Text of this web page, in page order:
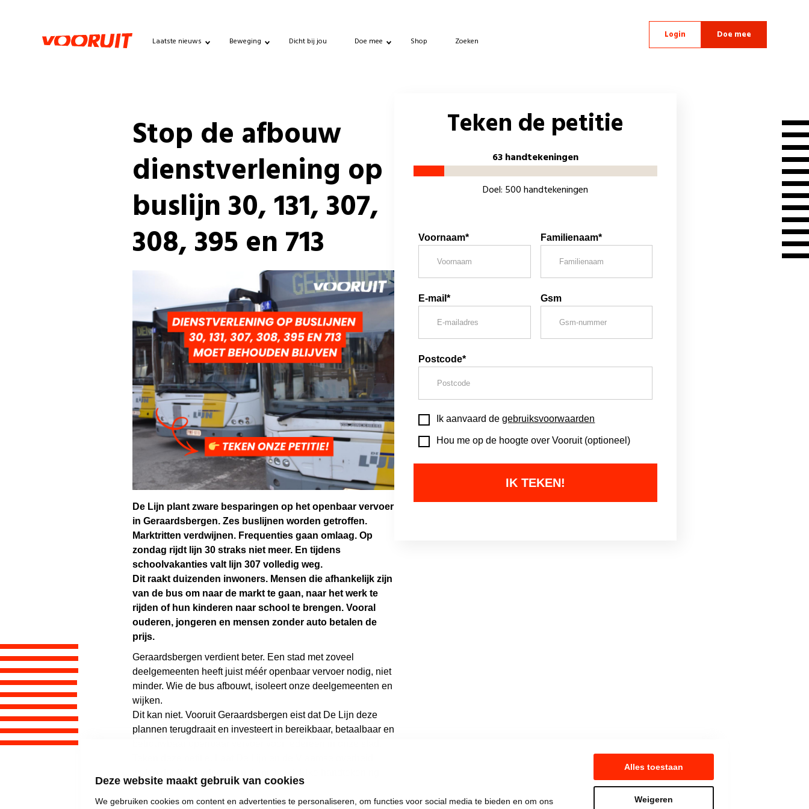
Deze website maakt gebruik van cookies
We gebruiken cookies om content en advertenties te personaliseren, om functies voor social media te bieden en om ons
Alles toestaan
Weigeren
Laatste nieuws Beweging Dicht bij jou Doe mee Shop Zoeken
Login Doe mee
Stop de afbouw
dienstverlening op
buslijn 30, 131, 307,
308, 395 en 713
De Lijn plant zware besparingen op het openbaar vervoer
in Geraardsbergen. Zes buslijnen worden getroffen.
Marktritten verdwijnen. Frequenties gaan omlaag. Op
zondag rijdt lijn 30 straks niet meer. En tijdens
schoolvakanties valt lijn 307 volledig weg.
Dit raakt duizenden inwoners. Mensen die afhankelijk zijn
van de bus om naar de markt te gaan, naar het werk te
rijden of hun kinderen naar school te brengen. Vooral
ouderen, jongeren en mensen zonder auto betalen de
prijs.
Geraardsbergen verdient beter. Een stad met zoveel
deelgemeenten heeft juist méér openbaar vervoer nodig, niet
minder. Wie de bus afbouwt, isoleert onze deelgemeenten en
wijken.
Dit kan niet. Vooruit Geraardsbergen eist dat De Lijn deze
plannen terugdraait en investeert in bereikbaar, betaalbaar en
telt.
Teken de petitie
63 handtekeningen
Doel: 500 handtekeningen
Voornaam* Familienaam*
E-mail* Gsm
Postcode*
Ik aanvaard degebruiksvoorwaarden
Hou me op de hoogte over Vooruit (optioneel)